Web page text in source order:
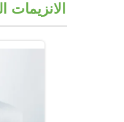
الانزيمات